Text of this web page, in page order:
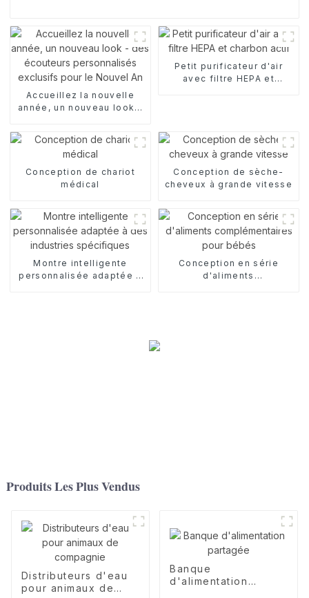
Accueillez la nouvelle
année, un nouveau look -
pour le Nouvel An
Petit purificateur d'air
avec filtre HEPA et
Conception de chariot
médical
Conception de sèche-
cheveux à grande vitesse
Montre intelligente
personnalisée adaptée à
Conception en série
d'aliments
Produits Les Plus Vendus
Distributeurs d'eau
pour animaux de
Banque
d'alimentation